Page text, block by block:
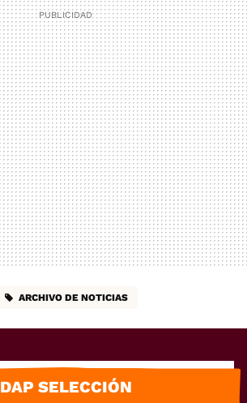
ARCHIVO DE NOTICIAS
DAP SELECCIÓN